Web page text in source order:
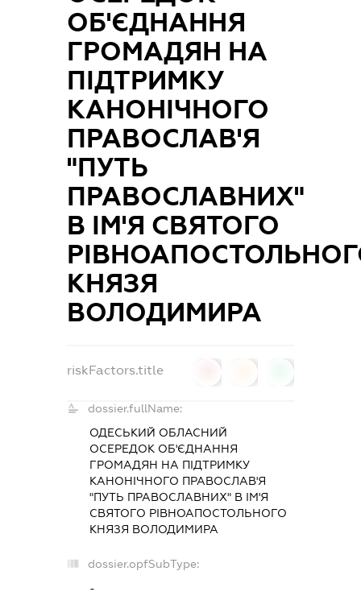
ОБ'ЄДНАННЯ
ГРОМАДЯН НА
ПІДТРИМКУ
КАНОНІЧНОГО
ПРАВОСЛАВ'Я
"ПУТЬ
ПРАВОСЛАВНИХ"
В ІМ'Я СВЯТОГО
КНЯЗЯ
ВОЛОДИМИРА
riskFactors.title
dossier.fullName:
ОДЕСЬКИЙ ОБЛАСНИЙ
ОСЕРЕДОК ОБ'ЄДНАННЯ
ГРОМАДЯН НА ПІДТРИМКУ
КАНОНІЧНОГО ПРАВОСЛАВ'Я
"ПУТЬ ПРАВОСЛАВНИХ" В ІМ'Я
СВЯТОГО РІВНОАПОСТОЛЬНОГО
КНЯЗЯ ВОЛОДИМИРА
dossier.opfSubType:
-